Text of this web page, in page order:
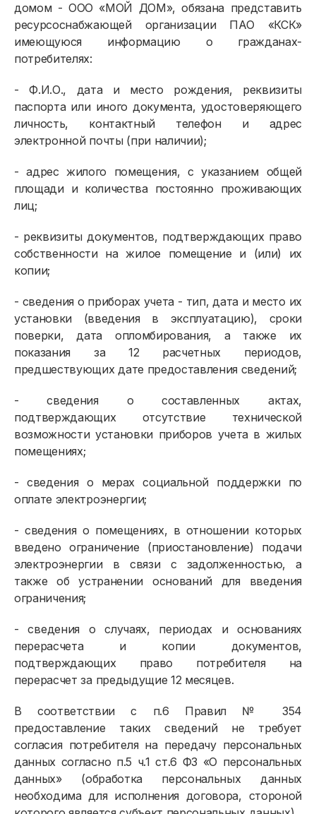
домом - ООО «МОЙ ДОМ», обязана представить
ресурсоснабжающей организации ПАО «КСК»
имеющуюся информацию о гражданах-
потребителях:
- Ф.И.О., дата и место рождения, реквизиты
паспорта или иного документа, удостоверяющего
личность, контактный телефон и адрес
электронной почты (при наличии);
- адрес жилого помещения, с указанием общей
площади и количества постоянно проживающих
лиц;
- реквизиты документов, подтверждающих право
собственности на жилое помещение и (или) их
копии;
- сведения о приборах учета - тип, дата и место их
установки (введения в эксплуатацию), сроки
поверки, дата опломбирования, а также их
показания за 12 расчетных периодов,
предшествующих дате предоставления сведений;
- сведения о составленных актах,
подтверждающих отсутствие технической
возможности установки приборов учета в жилых
помещениях;
- сведения о мерах социальной поддержки по
оплате электроэнергии;
- сведения о помещениях, в отношении которых
введено ограничение (приостановление) подачи
электроэнергии в связи с задолженностью, а
также об устранении оснований для введения
ограничения;
- сведения о случаях, периодах и основаниях
перерасчета и копии документов,
подтверждающих право потребителя на
перерасчет за предыдущие 12 месяцев.
В соответствии с п.6 Правил № 354
предоставление таких сведений не требует
согласия потребителя на передачу персональных
данных согласно п.5 ч.1 ст.6 ФЗ «О персональных
данных» (обработка персональных данных
необходима для исполнения договора, стороной